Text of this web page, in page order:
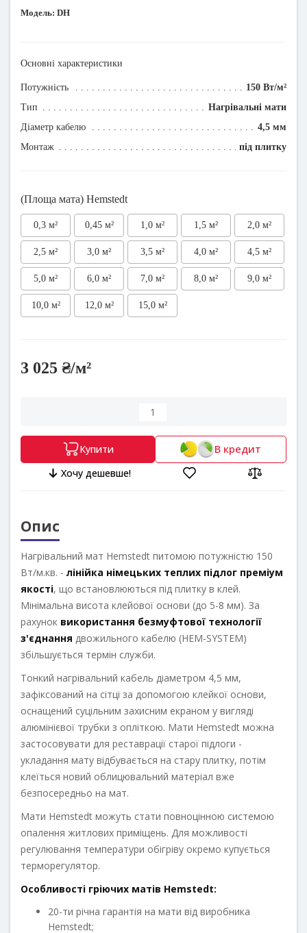
Модель: DH
Основні характеристики
Потужність
150 Вт/м²
Тип
Нагрівальні мати
Діаметр кабелю
4,5 мм
Монтаж
під плитку
(Площа мата) Hemstedt
0,3 м² 0,45 м² 1,0 м² 1,5 м² 2,0 м²
2,5 м² 3,0 м² 3,5 м² 4,0 м² 4,5 м²
5,0 м² 6,0 м² 7,0 м² 8,0 м² 9,0 м²
10,0 м² 12,0 м² 15,0 м²
3 025 ₴/м²
Купити В кредит
Хочу дешевше!
Опис
Нагрівальний мат Hemstedt питомою потужністю 150
Вт/м.кв. - лінійка німецьких теплих підлог преміум
якості, що встановлюються під плитку в клей.
Мінімальна висота клейової основи (до 5-8 мм). За
рахунок використання безмуфтової технології
з'єднання двожильного кабелю (HEM-SYSTEM)
збільшується термін служби.
Тонкий нагрівальний кабель діаметром 4,5 мм,
зафіксований на сітці за допомогою клейкої основи,
оснащений суцільним захисним екраном у вигляді
алюмінієвої трубки з опліткою. Мати Hemstedt можна
застосовувати для реставрації старої підлоги -
укладання мату відбувається на стару плитку, потім
клеїться новий облицювальний матеріал вже
безпосередньо на мат.
Мати Hemstedt можуть стати повноцінною системою
опалення житлових приміщень. Для можливості
регулювання температури обігріву окремо купується
терморегулятор.
Особливості гріючих матів Hemstedt:
20-ти річна гарантія на мати від виробника
Hemstedt;